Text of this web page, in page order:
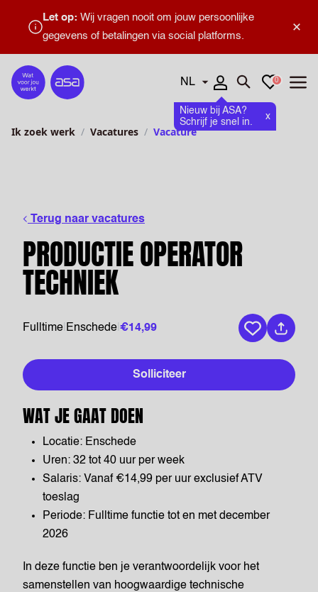
×
Let op: Wij vragen nooit om jouw persoonlijke
gegevens of betalingen via social platforms.
Home
Talen
Nieuw bij ASA?
Schrijf je snel in.
x
Zoeken openen
Favorieten
0
Ik zoek werk Vacatures Vacature
Terug naar vacatures
PRODUCTIE OPERATOR
TECHNIEK
Fulltime Enschede €14,99
Bewaar
Solliciteer
WAT JE GAAT DOEN
Locatie: Enschede
Uren: 32 tot 40 uur per week
Salaris: Vanaf €14,99 per uur exclusief ATV
toeslag
Periode: Fulltime functie tot en met december
2026
In deze functie ben je verantwoordelijk voor het
samenstellen van hoogwaardige technische